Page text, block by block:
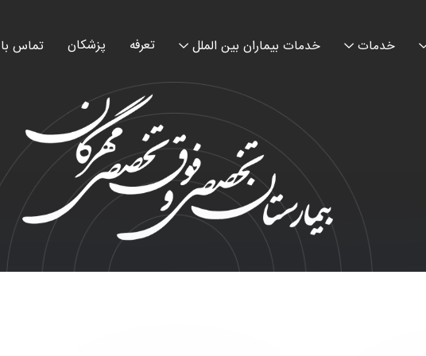
خدمات خدمات بیماران بین الملل تعرفه پزشکان تماس